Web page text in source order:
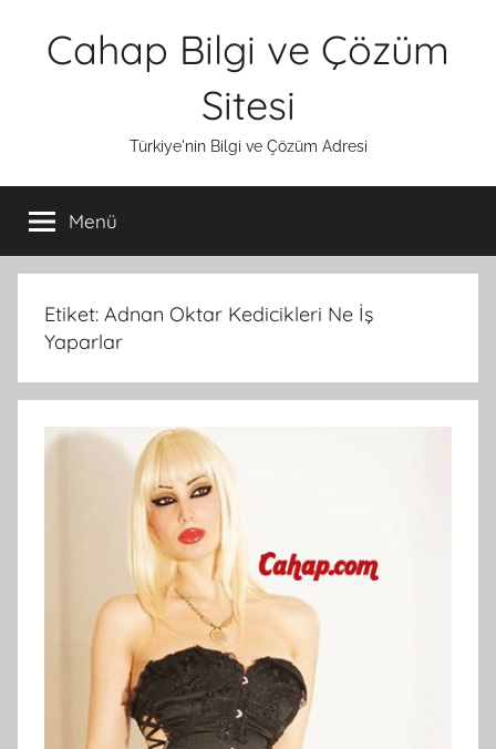
Cahap Bilgi ve Çözüm
Sitesi
Türkiye'nin Bilgi ve Çözüm Adresi
Menü
Etiket: Adnan Oktar Kedicikleri Ne İş
Yaparlar